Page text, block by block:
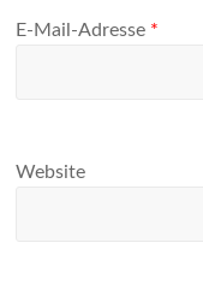
E-Mail-Adresse *
Website